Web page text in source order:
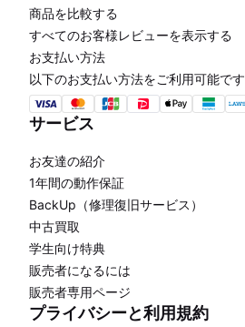
商品を比較する
すべてのお客様レビューを表示する
お支払い方法
以下のお支払い方法をご利用可能です
サービス
お友達の紹介
1年間の動作保証
BackUp（修理復旧サービス）
中古買取
学生向け特典
販売者になるには
販売者専用ページ
プライバシーと利用規約